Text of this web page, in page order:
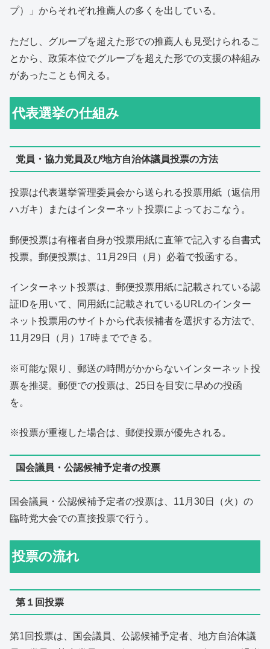
プ）」からそれぞれ推薦人の多くを出している。
ただし、グループを超えた形での推薦人も見受けられるこ
とから、政策本位でグループを超えた形での支援の枠組み
があったことも伺える。
代表選挙の仕組み
党員・協力党員及び地方自治体議員投票の方法
投票は代表選挙管理委員会から送られる投票用紙（返信用
ハガキ）またはインターネット投票によっておこなう。
郵便投票は有権者自身が投票用紙に直筆で記入する自書式
投票。郵便投票は、11月29日（月）必着で投函する。
インターネット投票は、郵便投票用紙に記載されている認
証IDを用いて、同用紙に記載されているURLのインター
ネット投票用のサイトから代表候補者を選択する方法で、
11月29日（月）17時までできる。
※可能な限り、郵送の時間がかからないインターネット投
票を推奨。郵便での投票は、25日を目安に早めの投函
を。
※投票が重複した場合は、郵便投票が優先される。
国会議員・公認候補予定者の投票
国会議員・公認候補予定者の投票は、11月30日（火）の
臨時党大会での直接投票で行う。
投票の流れ
第１回投票
第1回投票は、国会議員、公認候補予定者、地方自治体議